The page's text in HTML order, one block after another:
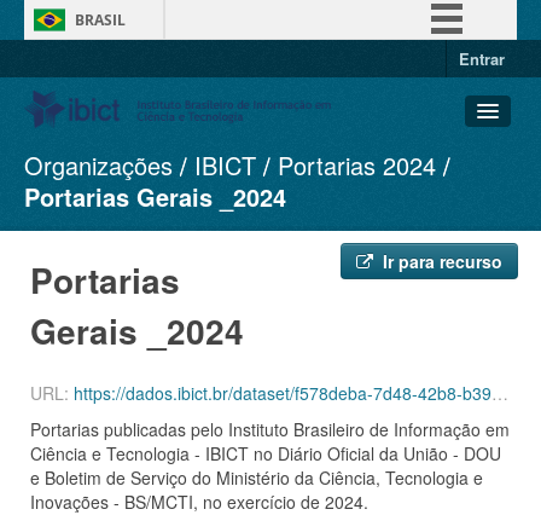
BRASIL
Acesso à informação
Canais
Entrar
Conjuntos de dados
Organizações
Sobre
Organizações IBICT
Portarias 2024
Portarias Gerais _2024
Ir para recurso
Portarias
Gerais _2024
URL: https://dados.ibict.br/dataset/f578deba-7d48-42b8-b392-7b43c59ffbb5/resource/cba7532a-e8bb-46c3-b726-2d21a3fa8ed7/download/portarias_gerais_2024.csv
Portarias publicadas pelo Instituto Brasileiro de Informação em
Ciência e Tecnologia - IBICT no Diário Oficial da União - DOU
e Boletim de Serviço do Ministério da Ciência, Tecnologia e
Inovações - BS/MCTI, no exercício de 2024.